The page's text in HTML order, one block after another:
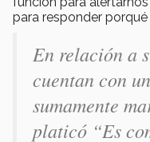
para responder
En relación a
cuentan con
sumamente
platicó “Es